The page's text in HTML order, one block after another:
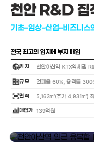
천안 R&D 집
기초–임상–산업–비즈니스
전국 최고의 입지에 부지 매입
globe_location_pin위 치 천안아산역 KTX역세권
corporate_fare규 모 건폐율 60%, 용적률
fit_screen면 적 5,163㎡(추가 4,931㎡)
bar_chart_4_bars매입가 139억원